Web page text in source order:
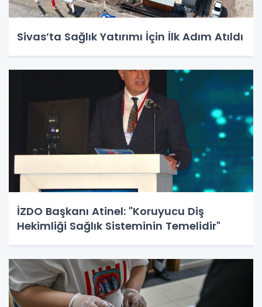
Sivas’ta Sağlık Yatırımı İçin İlk Adım Atıldı
İZDO Başkanı Atinel: "Koruyucu Diş
Hekimliği Sağlık Sisteminin Temelidir"